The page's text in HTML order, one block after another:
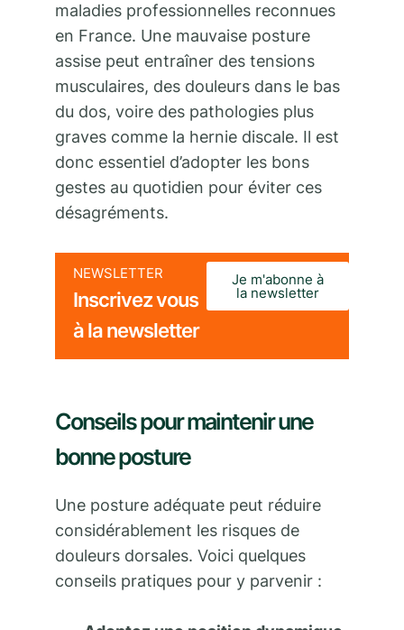
maladies professionnelles reconnues
en France. Une mauvaise posture
assise peut entraîner des tensions
musculaires, des douleurs dans le bas
du dos, voire des pathologies plus
graves comme la hernie discale. Il est
donc essentiel d’adopter les bons
gestes au quotidien pour éviter ces
désagréments.
NEWSLETTER
Inscrivez vous
à la newsletter
Je m'abonne à
la newsletter
Conseils pour maintenir une
bonne posture
Une posture adéquate peut réduire
considérablement les risques de
douleurs dorsales. Voici quelques
conseils pratiques pour y parvenir :